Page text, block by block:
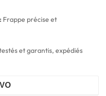
Frappe précise et
et garantis, expédiés